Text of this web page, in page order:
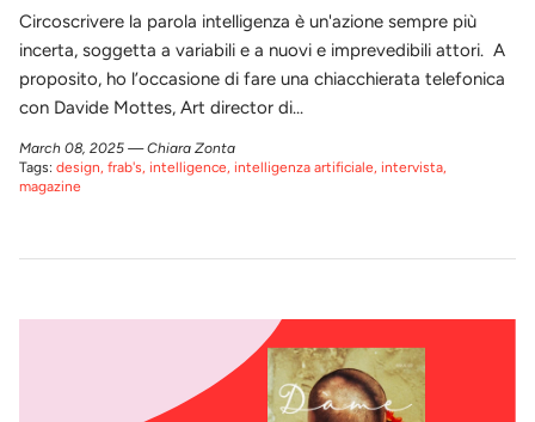
Circoscrivere la parola intelligenza è un'azione sempre più
incerta, soggetta a variabili e a nuovi e imprevedibili attori. A
proposito, ho l’occasione di fare una chiacchierata telefonica
con Davide Mottes, Art director di...
March 08, 2025 —Chiara Zonta
Tags: design frab's intelligence intelligenza artificiale intervista
magazine